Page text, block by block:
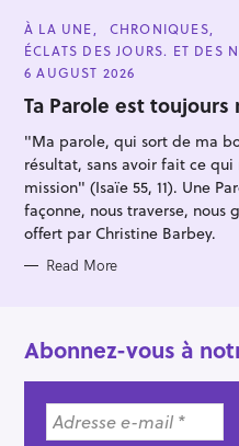
C
A
T
E
O
R
E
À LA UNE
CHRONIQUES
ÉCLATS DES JOURS. ET DES
6 AUGUST 2026
Ta Parole est toujours
"Ma parole, qui sort de ma
résultat, sans avoir fait ce
mission" (Isaïe 55, 11). Une
façonne, nous traverse,
offert par Christine Barbey.
Read More
Abonnez-vous à